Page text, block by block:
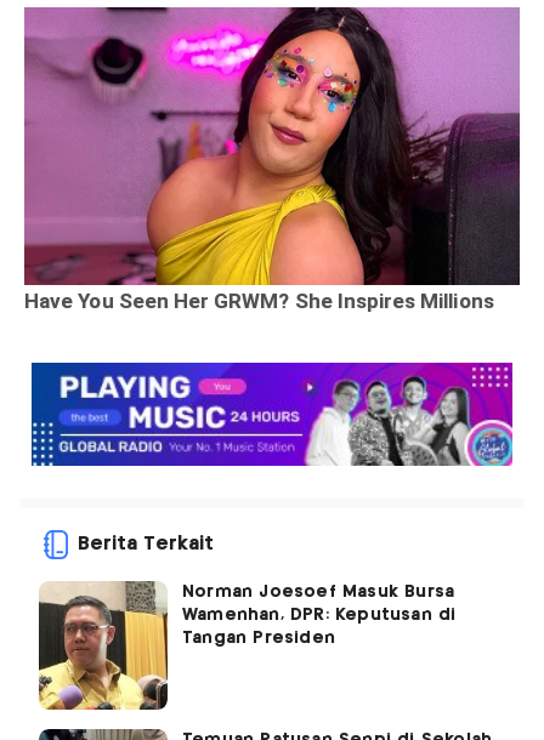
Berita Terkait
Norman Joesoef Masuk Bursa
Wamenhan, DPR: Keputusan di
Tangan Presiden